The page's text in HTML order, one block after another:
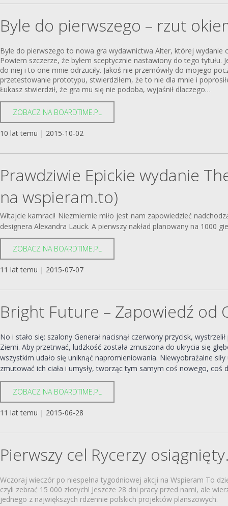
Byle do pierwszego – rzut
Byle do pierwszego to nowa gra wydawnictwa Alter, której wydanie
Powiem szczerze, że byłem sceptycznie nastawiony do tego
do niej i to one mnie odrzuciły. Jakoś nie przemówiły do mojego
przetestowanie prototypu, stwierdziłem, że to nie dla mnie i
Łukasz stwierdził, że gra mu się nie podoba, wyjaśnił dlaczego…
ZOBACZ NA BOARDTIME.PL
10 lat temu | 2015-10-02
Prawdziwie Epickie wydanie
na wspieram.to)
Witajcie kamraci! Niezmiernie miło jest nam zapowiedzieć
designera Alexandra Lauck. A pierwszy nakład planowany na 1000
ZOBACZ NA BOARDTIME.PL
11 lat temu | 2015-07-07
Bright Future – Zapowiedź od
No i stało się: szalony Generał nacisnął czerwony przycisk,
Ziemi. Aby przetrwać, ludzkość została zmuszona do ukrycia się
wszystkim udało się uniknąć napromieniowania. Niewyobrażalne
zmutować ich ciała i umysły, tworząc tym samym coś nowego, coś
ZOBACZ NA BOARDTIME.PL
11 lat temu | 2015-06-28
Pierwszy cel Rycerzy
Wczoraj wieczór po niespełna tygodniowej akcji na Wspieram To
czyli zebrać 15 000 złotych! Jeszcze 28 dni pracy przed nami, ale
jednego z największych rdzennie polskich projektów planszowych.